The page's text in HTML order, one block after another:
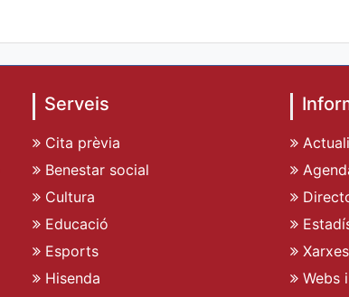
Serveis
Cita prèvia
Benestar social
Cultura
Educació
Esports
Hisenda
Webs